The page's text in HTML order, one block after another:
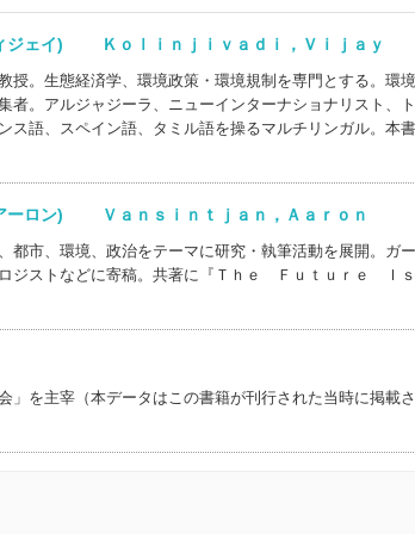
ジェイ) Ｋｏｌｉｎｊｉｖａｄｉ，Ｖｉｊａｙ
。生態経済学、環境政策・環境規制を専門とする。環
。アルジャジーラ、ニューインターナショナリスト、
語、スペイン語、タミル語を操るマルチリンガル。本
ーロン) Ｖａｎｓｉｎｔｊａｎ，Ａａｒｏｎ
市、環境、政治をテーマに研究・執筆活動を展開。ガ
ロジストなどに寄稿。共著に『Ｔｈｅ Ｆｕｔｕｒｅ Ｉ
を主宰（本データはこの書籍が刊行された当時に掲載